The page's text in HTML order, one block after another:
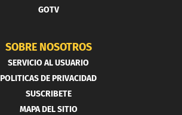
GOTV
SOBRE NOSOTROS
SERVICIO AL USUARIO
POLITICAS DE PRIVACIDAD
SUSCRIBETE
MAPA DEL SITIO